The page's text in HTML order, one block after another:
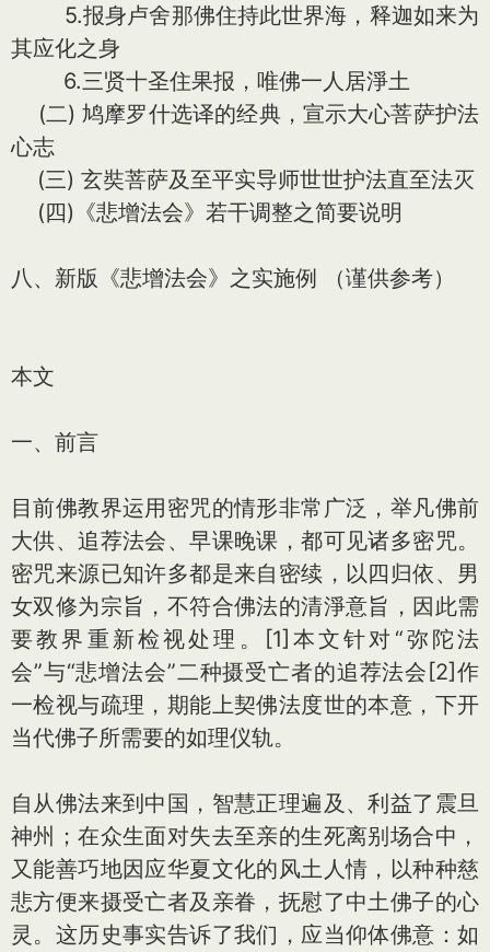
5.报身卢舍那佛住持此世界海，释迦如来为
其应化之身
6.三贤十圣住果报，唯佛一人居淨土
(二) 鸠摩罗什选译的经典，宣示大心菩萨护法
心志
(三) 玄奘菩萨及至平实导师世世护法直至法灭
(四)《悲增法会》若干调整之简要说明
八、新版《悲增法会》之实施例 （谨供参考）
本文
一、前言
目前佛教界运用密咒的情形非常广泛，举凡佛前
大供、追荐法会、早课晚课，都可见诸多密咒。
密咒来源已知许多都是来自密续，以四归依、男
女双修为宗旨，不符合佛法的清淨意旨，因此需
要教界重新检视处理。[1]本文针对“弥陀法
会”与“悲增法会”二种摄受亡者的追荐法会[2]作
一检视与疏理，期能上契佛法度世的本意，下开
当代佛子所需要的如理仪轨。
自从佛法来到中国，智慧正理遍及、利益了震旦
神州；在众生面对失去至亲的生死离别场合中，
又能善巧地因应华夏文化的风土人情，以种种慈
悲方便来摄受亡者及亲眷，抚慰了中土佛子的心
灵。这历史事实告诉了我们，应当仰体佛意：如